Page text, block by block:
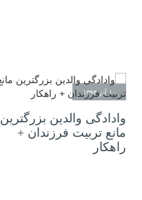
۱۰ آذر ۱۳۹۳
وادادگی والدین بزرگترین
مانع تربیت فرزندان +
راهکار